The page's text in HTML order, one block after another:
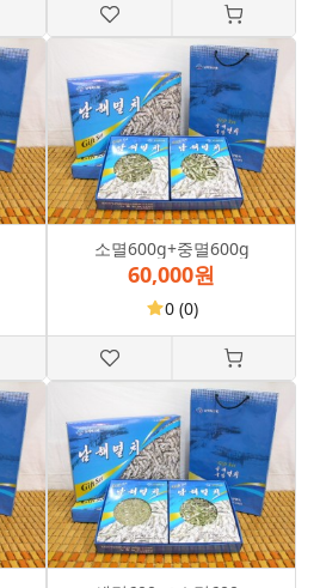
소멸600g+중멸600g
60,000원
0 (0)